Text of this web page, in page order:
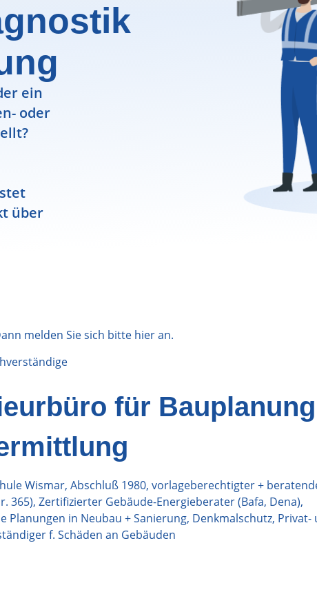
ein
oder
über
melden Sie sich bitte hieran.
für Bauplanung
Wismar, Abschluß 1980, vorlageberechtigter +
365), Zertifizierter Gebäude-Energieberater (Bafa, Dena),
in Neubau + Sanierung, Denkmalschutz, Privat-
f. Schäden an Gebäuden